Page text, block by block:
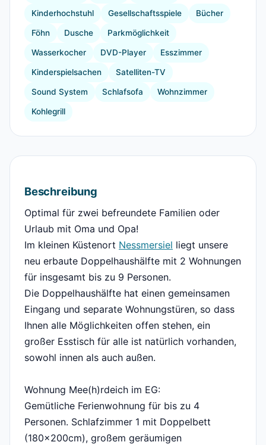
Kinderhochstuhl Gesellschaftsspiele Bücher
Föhn Dusche Parkmöglichkeit
Wasserkocher DVD-Player Esszimmer
Kinderspielsachen Satelliten-TV
Sound System Schlafsofa Wohnzimmer
Kohlegrill
Beschreibung
Optimal für zwei befreundete Familien oder
Urlaub mit Oma und Opa!
Im kleinen Küstenort Nessmersiel liegt unsere
neu erbaute Doppelhaushälfte mit 2 Wohnungen
für insgesamt bis zu 9 Personen.
Die Doppelhaushälfte hat einen gemeinsamen
Eingang und separate Wohnungstüren, so dass
Ihnen alle Möglichkeiten offen stehen, ein
großer Esstisch für alle ist natürlich vorhanden,
sowohl innen als auch außen.
Wohnung Mee(h)rdeich im EG:
Gemütliche Ferienwohnung für bis zu 4
Personen. Schlafzimmer 1 mit Doppelbett
(180x200cm), großem geräumigen